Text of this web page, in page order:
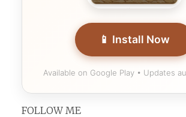
📱 Install Now
Available on Google Play • Updates
FOLLOW ME